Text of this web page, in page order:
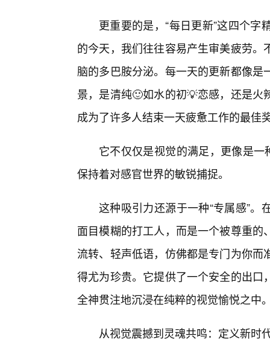
更重要的是，“每日更新”这四个
的今天，我们往往容易产生审美疲劳
脑的多巴胺分泌。每一天的更新都像
景，是清纯🙂如水的初💡恋感，还是
成为了许多人结束一天疲惫工作的最佳
它不仅仅是视觉的满足，更像是一
保持着对感官世界的敏锐捕捉。
这种吸引力还源于一种“专属感”
面目模糊的打工人，而是一个被尊重
流转、轻声低语，仿佛都是专门为你
得尤为珍贵。它提供了一个安全的出
全神贯注地沉浸在纯粹的视觉愉悦之中
从视觉震撼到灵魂共鸣：定义新时